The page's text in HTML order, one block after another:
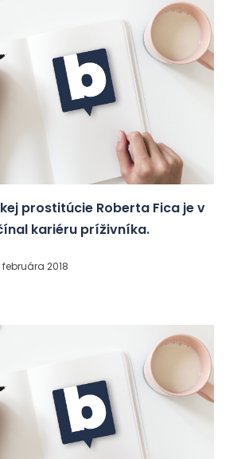
prostitúcie Roberta Fica je v
kariéru príživníka.
februára 2018